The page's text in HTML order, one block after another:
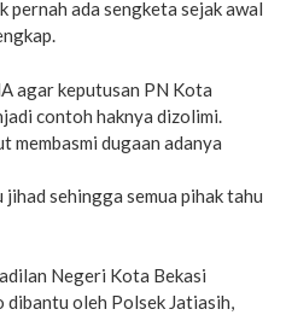
pernah ada sengketa sejak awal
agar keputusan PN Kota
contoh haknya dizolimi.
membasmi dugaan adanya
sehingga semua pihak tahu
Negeri Kota Bekasi
oleh Polsek Jatiasih,